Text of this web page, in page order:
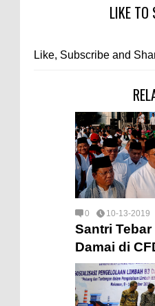
LIKE TO
Like, Subscribe and
0 10-13-2019
Santri
Damai di